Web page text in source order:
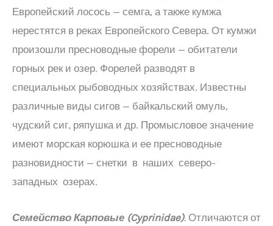
Европейский лосось — семга, а также кумжа
нерестятся в реках Европейского Севера. От кумжи
произошли пресноводные форели — обитатели
горных рек и озер. Форелей разводят в
специальных рыбоводных хозяйствах. Известны
различные виды сигов — байкальский омуль,
чудский сиг, ряпушка и др. Промысловое значение
имеют морская корюшка и ее пресноводные
разновидности — снетки в наших северо-
западных озерах.
Семейство Карповые (Cyprinidae). Отличаются от